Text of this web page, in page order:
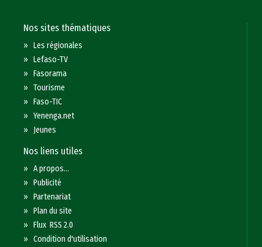
Nos sites thématiques
»Les régionales
»Lefaso-TV
»Fasorama
»Tourisme
»Faso-TIC
»Yenenga.net
» Jeunes
Nos liens utiles
»A propos...
»Publicité
»Partenariat
»Plan du site
»Flux RSS 2.0
»Condition d'utilisation